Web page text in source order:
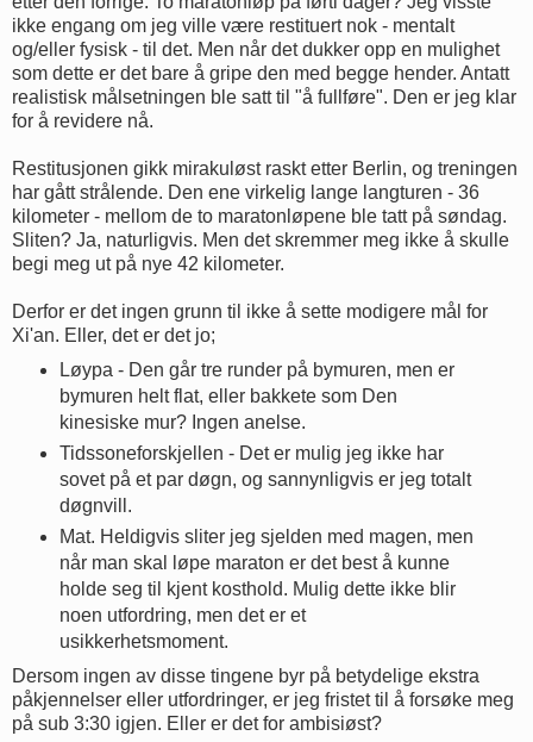
ikke engang om jeg ville være restituert nok - mentalt
og/eller fysisk - til det. Men når det dukker opp en mulighet
som dette er det bare å gripe den med begge hender. Antatt
realistisk målsetningen ble satt til "å fullføre". Den er jeg klar
for å revidere nå.
Restitusjonen gikk mirakuløst raskt etter Berlin, og treningen
har gått strålende. Den ene virkelig lange langturen - 36
kilometer - mellom de to maratonløpene ble tatt på søndag.
Sliten? Ja, naturligvis. Men det skremmer meg ikke å skulle
begi meg ut på nye 42 kilometer.
Derfor er det ingen grunn til ikke å sette modigere mål for
Xi'an. Eller, det er det jo;
Løypa - Den går tre runder på bymuren, men er
bymuren helt flat, eller bakkete som Den
kinesiske mur? Ingen anelse.
Tidssoneforskjellen - Det er mulig jeg ikke har
sovet på et par døgn, og sannynligvis er jeg totalt
døgnvill.
Mat. Heldigvis sliter jeg sjelden med magen, men
når man skal løpe maraton er det best å kunne
holde seg til kjent kosthold. Mulig dette ikke blir
noen utfordring, men det er et
usikkerhetsmoment.
Dersom ingen av disse tingene byr på betydelige ekstra
påkjennelser eller utfordringer, er jeg fristet til å forsøke meg
på sub 3:30 igjen. Eller er det for ambisiøst?